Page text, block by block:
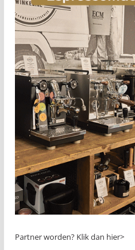
Partner worden? Klik dan hier>